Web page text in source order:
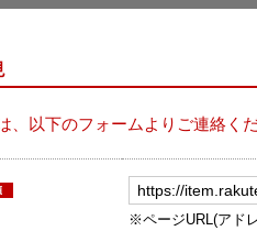
、以下のフォームよりご連絡く
※ページURL(アド